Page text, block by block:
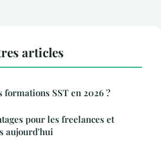
articles
SST en 2026 ?
pour les freelances et
aujourd'hui